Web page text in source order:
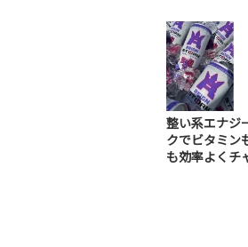
整い系エナジ
クでビタミン
も効率よくチ